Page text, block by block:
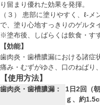
り留まり優れた効果を発揮。
（３） 患部に塗りやすく、ℓ-
で、塗り心地すっきりのゲルタ
※塗布後、しばらくは飲食・す
【効能】
歯肉炎・歯槽膿漏における諸症
痛み・むずがゆさ、口のねばり
【使用方法】
歯肉炎・歯槽膿漏：
1日2回（
ｇ、約